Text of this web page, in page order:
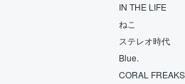
IN THE LIFE
ねこ
ステレオ時代
Blue.
CORAL FREAKS